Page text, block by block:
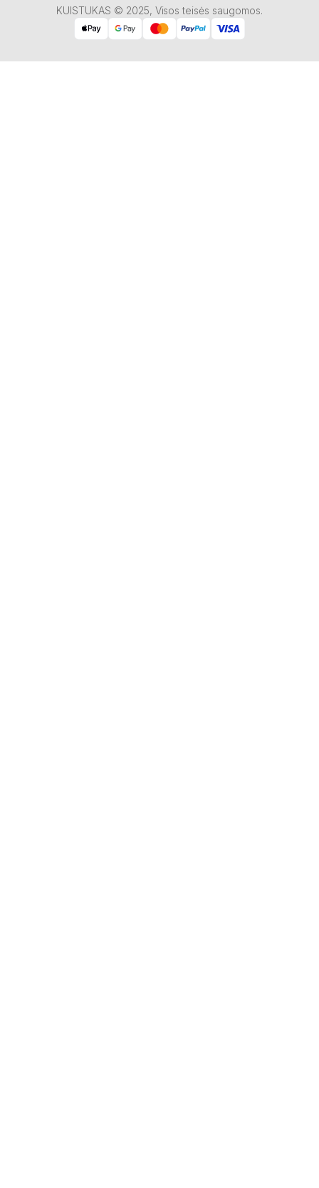
KUISTUKAS © 2025, Visos teisės saugomos.